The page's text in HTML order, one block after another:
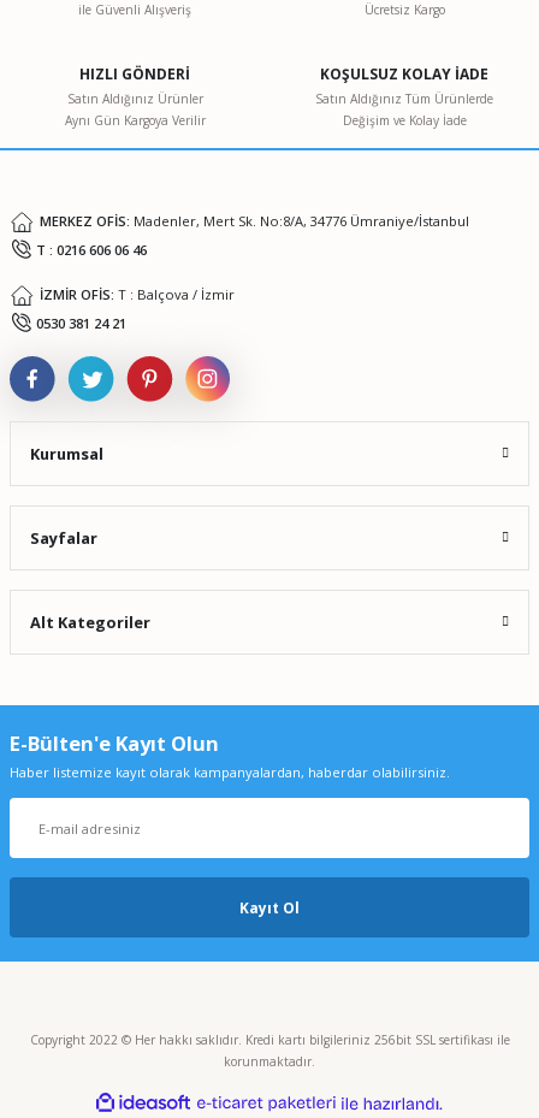
Ürün resmi kalitesiz, bozuk veya görüntülenemiyor.
Ürün bilgilerinde hatalar bulunuyor.
Ürün fiyatı diğer sitelerden daha pahalı.
ile Güvenli Alışveriş
Ücretsiz Kargo
HIZLI GÖNDERİ
Satın Aldığınız Ürünler
Aynı Gün Kargoya Verilir
KOŞULSUZ KOLAY İADE
Satın Aldığınız Tüm Ürünlerde
Değişim ve Kolay İade
MERKEZ OFİS: Madenler, Mert Sk. No:8/A, 34776 Ümraniye/İstanbul
T : 0216 606 06 46
İZMİR OFİS: T : Balçova / İzmir
0530 381 24 21
Kurumsal
Sayfalar
Alt Kategoriler
E-Bülten'e Kayıt Olun
Haber listemize kayıt olarak kampanyalardan, haberdar olabilirsiniz.
Kayıt Ol
Copyright 2022 © Her hakkı saklıdır. Kredi kartı bilgileriniz 256bit SSL sertifikası ile
korunmaktadır.
ideasoft
e-